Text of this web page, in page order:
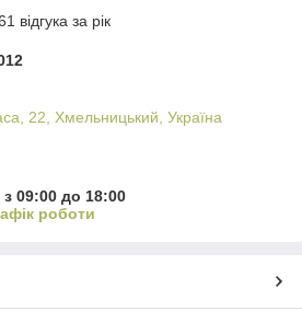
відгука за рік
22, Хмельницький, Україна
09:00 до 18:00
роботи